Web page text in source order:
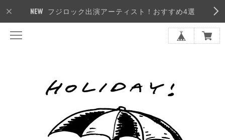
フジロック出演アーティスト！おすすめ4選